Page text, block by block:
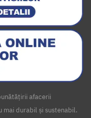
afacerii
mai durabil și sustenabil.